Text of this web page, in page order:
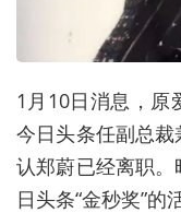
1月10日消息，原
今日头条任副总
认郑蔚已经离职
日头条“金秒奖”的